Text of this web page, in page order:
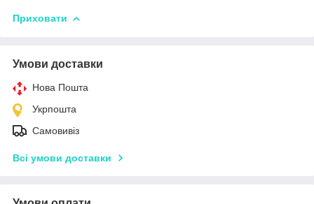
Приховати
Умови доставки
Нова Пошта
Укрпошта
Самовивіз
Всі умови доставки